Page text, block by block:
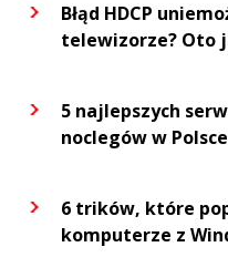
Błąd HDCP
telewizorze? Oto
5 najlepszych
noclegów w
6 trików, które
komputerze z